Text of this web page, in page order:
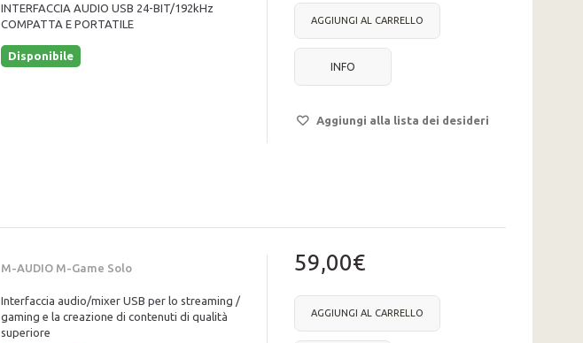
INTERFACCIA AUDIO USB 24-BIT/192kHz
COMPATTA E PORTATILE
Disponibile
AGGIUNGI AL CARRELLO
INFO
Aggiungi alla lista dei desideri
M-AUDIO M-Game Solo
Interfaccia audio/mixer USB per lo streaming /
gaming e la creazione di contenuti di qualità
superiore
59,00€
AGGIUNGI AL CARRELLO